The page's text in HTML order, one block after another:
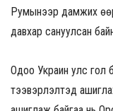
Румынээр дамжих
давхар сануулсан
Одоо Украин улс гол
тээвэрлэлтэд